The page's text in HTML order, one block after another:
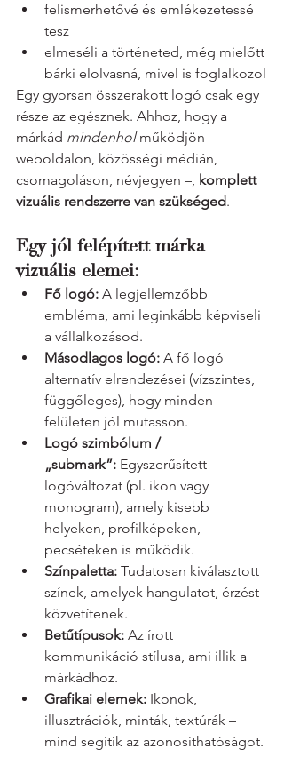
felismerhetővé és emlékezetessé
tesz
elmeséli a történeted, még mielőtt
bárki elolvasná, mivel is foglalkozol
Egy gyorsan összerakott logó csak egy
része az egésznek. Ahhoz, hogy a
márkád mindenhol működjön –
weboldalon, közösségi médián,
csomagoláson, névjegyen –, komplett
vizuális rendszerre van szükséged.
Egy jól felépített márka
vizuális elemei:
Fő logó: A legjellemzőbb
embléma, ami leginkább képviseli
a vállalkozásod.
Másodlagos logó: A fő logó
alternatív elrendezései (vízszintes,
függőleges), hogy minden
felületen jól mutasson.
Logó szimbólum /
„submark”: Egyszerűsített
logóváltozat (pl. ikon vagy
monogram), amely kisebb
helyeken, profilképeken,
pecséteken is működik.
Színpaletta: Tudatosan kiválasztott
színek, amelyek hangulatot, érzést
közvetítenek.
Betűtípusok: Az írott
kommunikáció stílusa, ami illik a
márkádhoz.
Grafikai elemek: Ikonok,
illusztrációk, minták, textúrák –
mind segítik az azonosíthatóságot.